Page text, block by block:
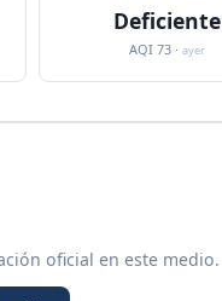
Deficiente
AQI 73 ·ayer
oficial en este medio.